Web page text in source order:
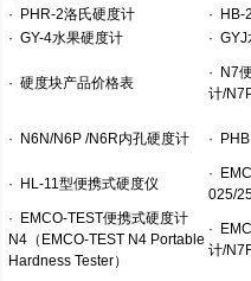
· PHR-2洛氏硬度计 · HB-
· GY-4水果硬度计 · GYJ
· 硬度块产品价格表
· N7
计/
· N6N/N6P /N6R内孔硬度计 ·
· HL-11型便携式硬度仪
·
025/
· EMCO-TEST便携式硬度计
N4（EMCO-TEST N4 Portable
Hardness Tester）
·
计/